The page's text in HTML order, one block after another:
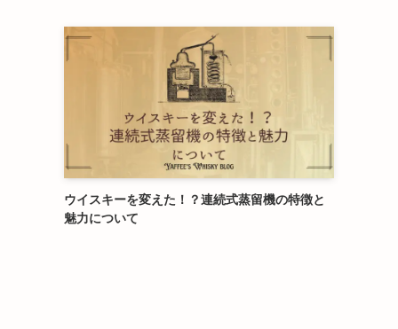
ウイスキーを変えた！？連続式蒸留機の特徴と
魅力について